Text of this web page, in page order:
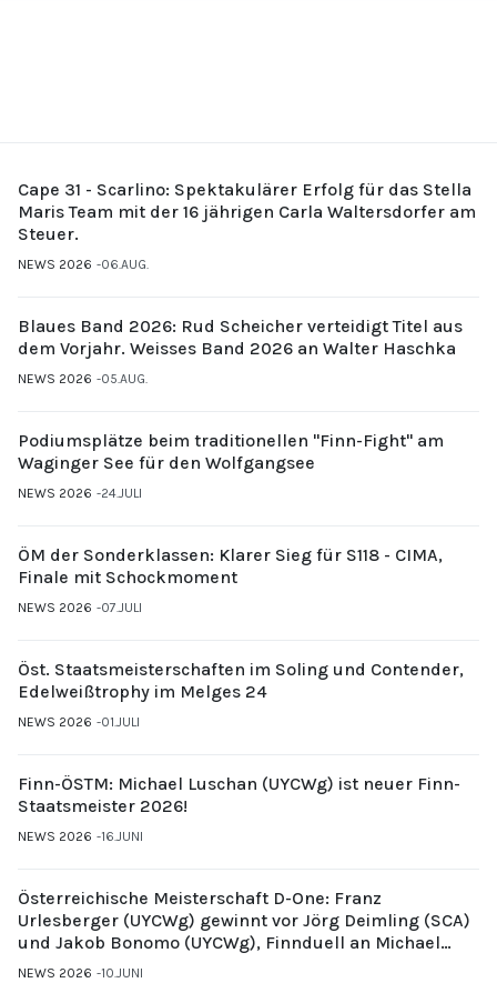
Cape 31 - Scarlino: Spektakulärer Erfolg für das Stella
Maris Team mit der 16 jährigen Carla Waltersdorfer am
Steuer.
NEWS 2026 06.AUG.
Blaues Band 2026: Rud Scheicher verteidigt Titel aus
dem Vorjahr. Weisses Band 2026 an Walter Haschka
NEWS 2026 05.AUG.
Podiumsplätze beim traditionellen "Finn-Fight" am
Waginger See für den Wolfgangsee
NEWS 2026 24.JULI
ÖM der Sonderklassen: Klarer Sieg für S118 - CIMA,
Finale mit Schockmoment
NEWS 2026 07.JULI
Öst. Staatsmeisterschaften im Soling und Contender,
Edelweißtrophy im Melges 24
NEWS 2026 01.JULI
Finn-ÖSTM: Michael Luschan (UYCWg) ist neuer Finn-
Staatsmeister 2026!
NEWS 2026 16.JUNI
Österreichische Meisterschaft D-One: Franz
Urlesberger (UYCWg) gewinnt vor Jörg Deimling (SCA)
und Jakob Bonomo (UYCWg), Finnduell an Michael
Gubi (UYCMo)
NEWS 2026 10.JUNI